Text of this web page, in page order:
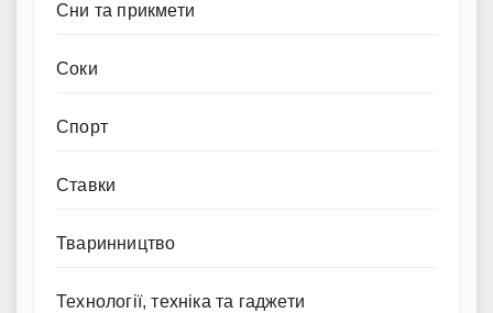
Сни та прикмети
Соки
Спорт
Ставки
Тваринництво
Технології, техніка та гаджети